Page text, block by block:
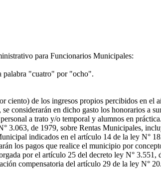
para Funcionarios Municipales:
palabra "cuatro" por "ocho".
de los ingresos propios percibidos en el
considerarán en dicho gasto los honorarios a
a trato y/o temporal y alumnos en
3.063, de 1979, sobre Rentas Municipales,
indicados en el artículo 14 de la ley N°
los pagos que realice el municipio por
por el artículo 25 del decreto ley N°
compensatoria del artículo 29 de la ley N°